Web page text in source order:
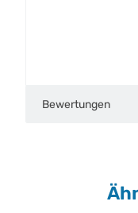
Bewertungen